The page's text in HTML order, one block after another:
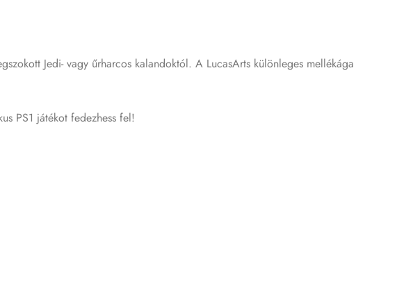
Jedi- vagy űrharcos kalandoktól. A LucasArts különleges mellékága
PS1 játékot fedezhess fel!